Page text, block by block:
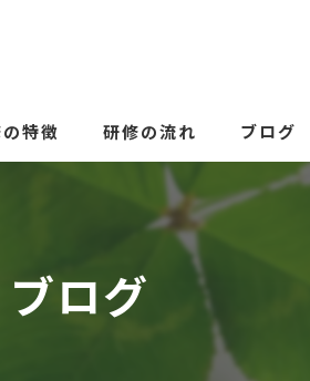
特徴 研修の流れ ブログ
ブログ